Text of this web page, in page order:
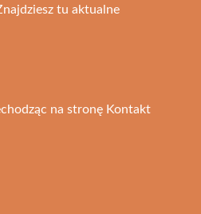
tu aktualne
na stronę Kontakt